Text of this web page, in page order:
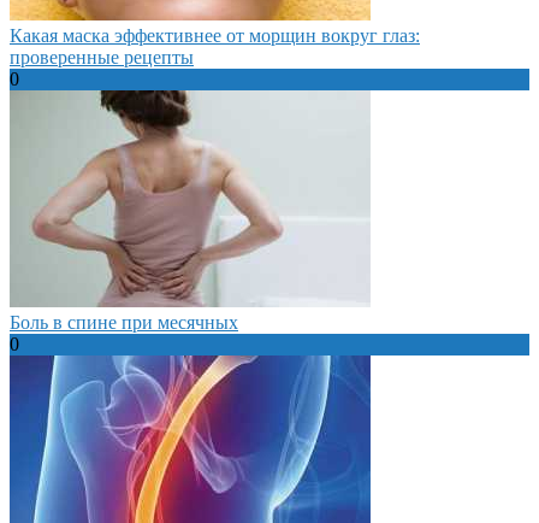
Какая маска эффективнее от морщин вокруг глаз:
проверенные рецепты
0
Боль в спине при месячных
0